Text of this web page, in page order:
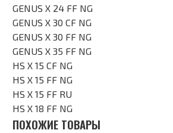
GENUS X 24 FF NG
GENUS X 30 CF NG
GENUS X 30 FF NG
GENUS X 35 FF NG
HS X 15 CF NG
HS X 15 FF NG
HS X 15 FF RU
HS X 18 FF NG
ПОХОЖИЕ ТОВАРЫ